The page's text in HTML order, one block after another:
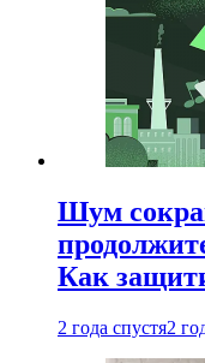
Шум
Как
2 года спустя2